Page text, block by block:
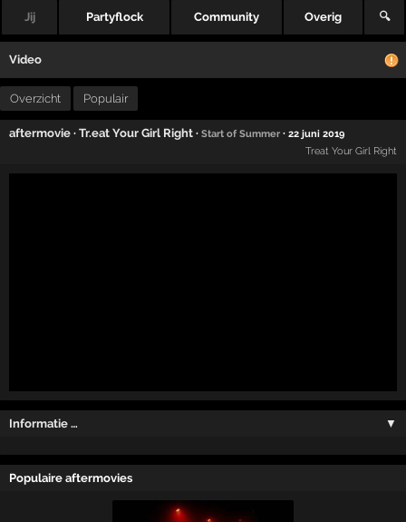
Jij Partyflock Community Overig 🔍
Video
Overzicht Populair
aftermovie ·Tr.eat Your Girl Right ·Start of Summer ·22 juni 2019
Treat Your Girl Right
Informatie … ▼
Populaire aftermovies